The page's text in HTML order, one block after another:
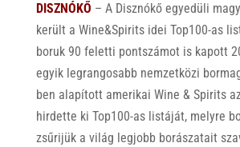
DISZNÓKŐ – A Disznókő egyedüli
került a Wine&Spirits idei Top100-as
boruk 90 feletti pontszámot is kapott
egyik legrangosabb nemzetközi
ben alapított amerikai Wine & Spirits
hirdette ki Top100-as listáját, melyre
zsűrijük a világ legjobb borászatait